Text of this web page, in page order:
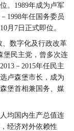
。1989年成为卢军
1998年任国务委员
月7日正式即位。
、数字化及行政改革
堡民主党，曾多次连
－2015年任民主
卢森堡市长，成为
堡首相兼国务、媒
均国内生产总值连
经济对外依赖性